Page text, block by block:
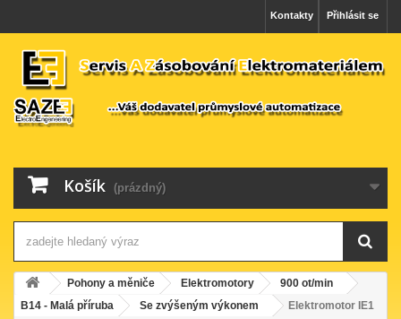
Přihlásit se
Kontakty
Košík (prázdný)
Pohony a měniče Elektromotory
900 ot/min
B14 - Malá příruba
Se zvýšeným výkonem
Elektromotor IE1